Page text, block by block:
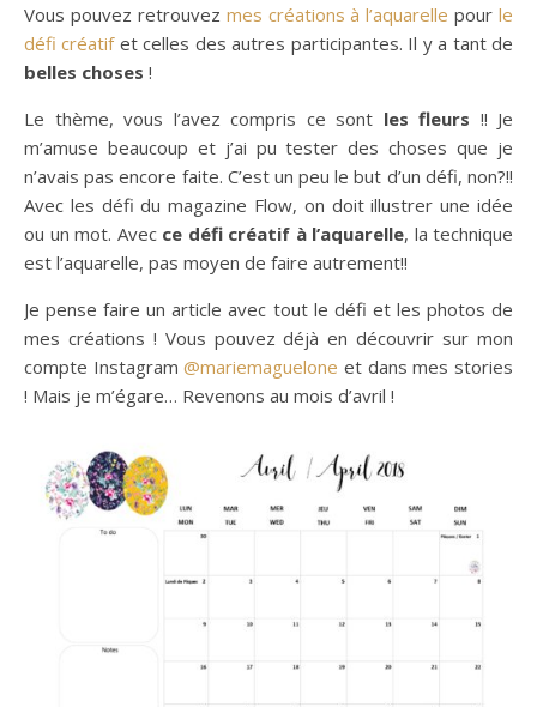
Vous pouvez retrouvez mes créations à l’aquarelle pour le
défi créatifet celles des autres participantes. Il y a tant de
belles choses !
Le thème, vous l’avez compris ce sont les fleurs !! Je
m’amuse beaucoup et j’ai pu tester des choses que je
n’avais pas encore faite. C’est un peu le but d’un défi, non?!!
Avec les défi du magazine Flow, on doit illustrer une idée
ou un mot. Avec ce défi créatif à l’aquarelle, la technique
est l’aquarelle, pas moyen de faire autrement!!
Je pense faire un article avec tout le défi et les photos de
mes créations ! Vous pouvez déjà en découvrir sur mon
compte Instagram@mariemaguelone et dans mes stories
! Mais je m’égare… Revenons au mois d’avril !